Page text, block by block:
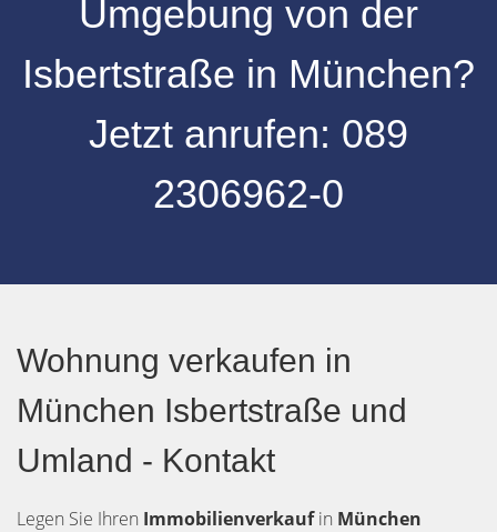
Umgebung von der
Isbertstraße in München?
Jetzt anrufen: 089
2306962-0
Wohnung verkaufen in
München Isbertstraße und
Umland - Kontakt
Legen Sie Ihren Immobilienverkaufin München